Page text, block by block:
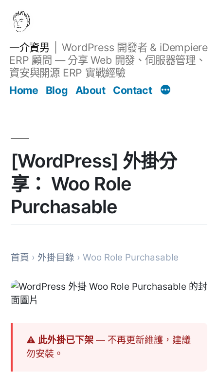
一介資男
WordPress 開發者 & iDempiere
ERP 顧問 — 分享 Web 開發、伺服器管理、
資安與開源 ERP 實戰經驗
Home
Blog About Contact
[WordPress] 外掛分
享： Woo Role
Purchasable
首頁 › 外掛目錄 › Woo Role Purchasable
⚠ 此外掛已下架— 不再更新維護，建議
勿安裝。
文章